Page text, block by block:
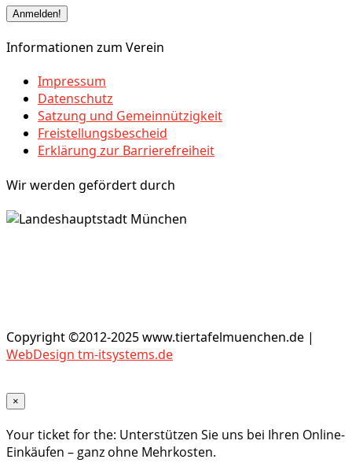
Informationen zum Verein
Impressum
Datenschutz
Satzung und Gemeinnützigkeit
Freistellungsbescheid
Erklärung zur Barrierefreiheit
Wir werden gefördert durch
Copyright ©2012-2025 www.tiertafelmuenchen.de |
WebDesign tm-itsystems.de
×
Your ticket for the: Unterstützen Sie uns bei Ihren Online-
Einkäufen – ganz ohne Mehrkosten.